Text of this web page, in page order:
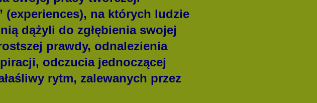
(experiences), na których ludzie
dążyli do zgłębienia swojej
prawdy, odnalezienia
odczucia jednoczącej
rytm, zalewanych przez